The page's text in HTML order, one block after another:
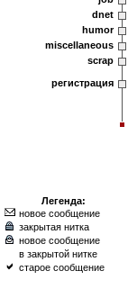
dnet
humor
miscellaneous
scrap
регистрация
Легенда:
новое сообщение
закрытая нитка
новое сообщение
в закрытой нитке
старое сообщение